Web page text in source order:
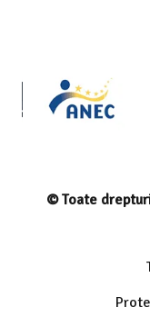
© Toate